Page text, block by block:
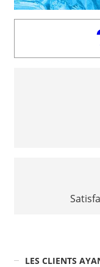
LES CLIENTS